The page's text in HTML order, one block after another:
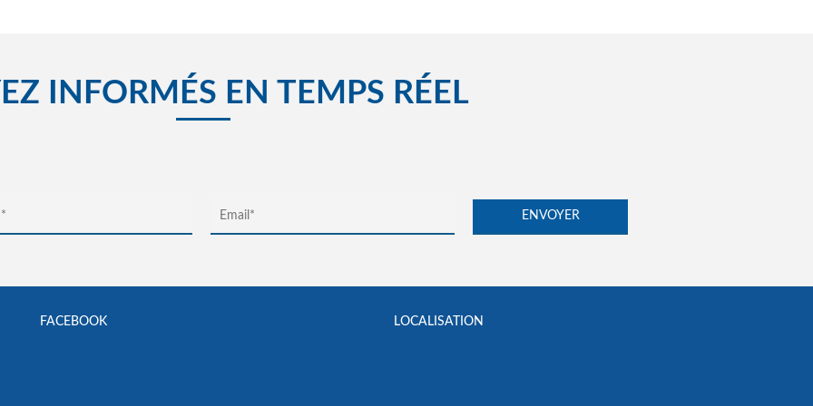
INFORMÉS EN TEMPS RÉEL
FACEBOOK LOCALISATION